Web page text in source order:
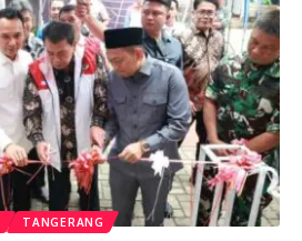
TANGERANG